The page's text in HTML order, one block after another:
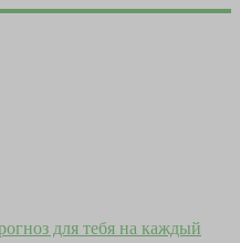
для тебя на каждый